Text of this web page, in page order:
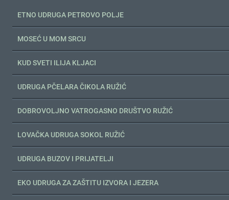
ETNO UDRUGA PETROVO POLJE
MOSEĆ U MOM SRCU
KUD SVETI ILIJA KLJACI
UDRUGA PČELARA ČIKOLA RUŽIĆ
DOBROVOLJNO VATROGASNO DRUŠTVO RUŽIĆ
LOVAČKA UDRUGA SOKOL RUŽIĆ
UDRUGA BUZOV I PRIJATELJI
EKO UDRUGA ZA ZAŠTITU IZVORA I JEZERA